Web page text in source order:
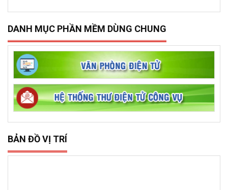
DANH MỤC PHẦN MỀM DÙNG CHUNG
BẢN ĐỒ VỊ TRÍ